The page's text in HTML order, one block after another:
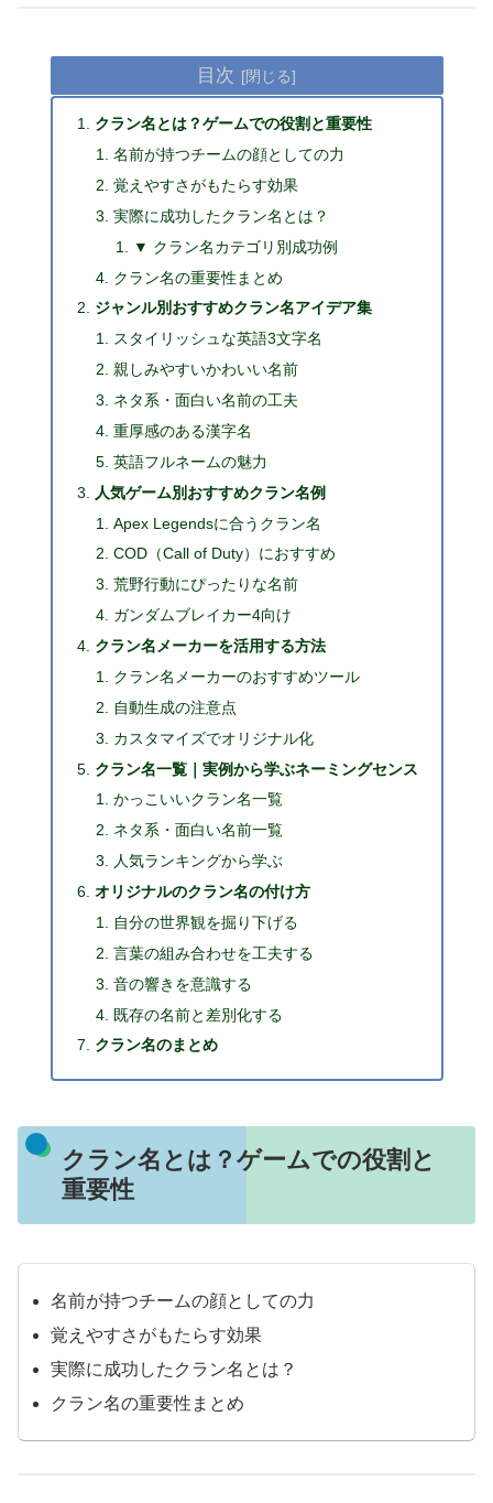
目次
クラン名とは？ゲームでの役割と重要性
名前が持つチームの顔としての力
覚えやすさがもたらす効果
実際に成功したクラン名とは？
▼ クラン名カテゴリ別成功例
クラン名の重要性まとめ
ジャンル別おすすめクラン名アイデア集
スタイリッシュな英語3文字名
親しみやすいかわいい名前
ネタ系・面白い名前の工夫
重厚感のある漢字名
英語フルネームの魅力
人気ゲーム別おすすめクラン名例
Apex Legendsに合うクラン名
COD（Call of Duty）におすすめ
荒野行動にぴったりな名前
ガンダムブレイカー4向け
クラン名メーカーを活用する方法
クラン名メーカーのおすすめツール
自動生成の注意点
カスタマイズでオリジナル化
クラン名一覧｜実例から学ぶネーミングセンス
かっこいいクラン名一覧
ネタ系・面白い名前一覧
人気ランキングから学ぶ
オリジナルのクラン名の付け方
自分の世界観を掘り下げる
言葉の組み合わせを工夫する
音の響きを意識する
既存の名前と差別化する
クラン名のまとめ
クラン名とは？ゲームでの役割と
重要性
名前が持つチームの顔としての力
覚えやすさがもたらす効果
実際に成功したクラン名とは？
クラン名の重要性まとめ